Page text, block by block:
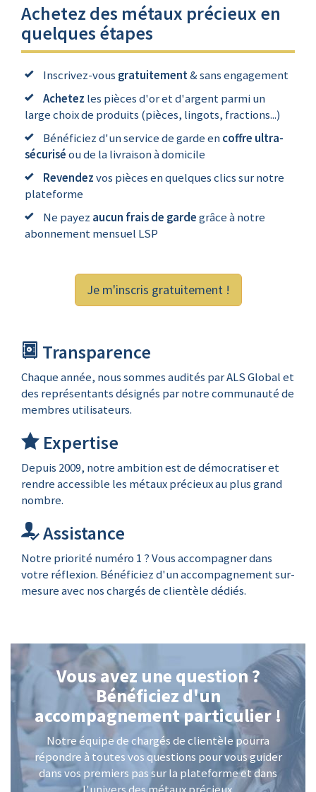
Achetez des métaux précieux en
quelques étapes
Inscrivez-vous gratuitement& sans engagement
Achetez les pièces d'or et d'argent parmi un
large choix de produits (pièces, lingots, fractions...)
Bénéficiez d'un service de garde encoffre ultra-
sécuriséou de la livraison à domicile
Revendezvos pièces en quelques clics sur notre
plateforme
Ne payez aucun frais de gardegrâce à notre
abonnement mensuel LSP
Je m'inscris gratuitement !
Transparence
Chaque année, nous sommes audités par ALS Global et
des représentants désignés par notre communauté de
membres utilisateurs.
Expertise
Depuis 2009, notre ambition est de démocratiser et
rendre accessible les métaux précieux au plus grand
nombre.
Assistance
Notre priorité numéro 1 ? Vous accompagner dans
votre réflexion. Bénéficiez d'un accompagnement sur-
mesure avec nos chargés de clientèle dédiés.
Vous avez une question ?
Bénéficiez d'un
accompagnement particulier !
Notre équipe de chargés de clientèle pourra
répondre à toutes vos questions pour vous guider
dans vos premiers pas sur la plateforme et dans